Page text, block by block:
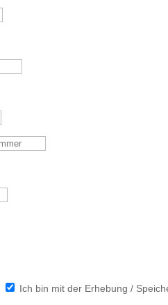
Ich bin mit der Erhebung /